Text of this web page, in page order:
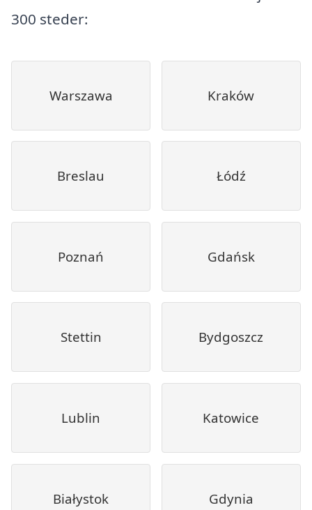
300 steder:
Warszawa Kraków
Breslau Łódź
Poznań Gdańsk
Stettin Bydgoszcz
Lublin Katowice
Białystok Gdynia